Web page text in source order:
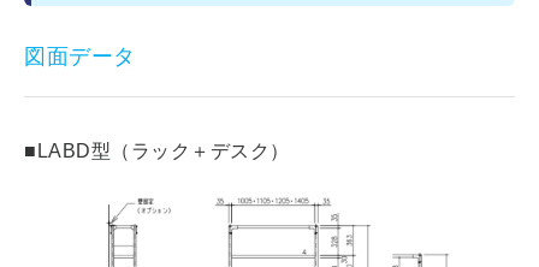
図面データ
■LABD型（ラック＋デスク）